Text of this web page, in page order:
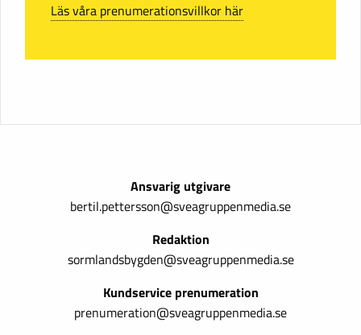
Läs våra prenumerationsvillkor här
Ansvarig utgivare
bertil.pettersson@sveagruppenmedia.se
Redaktion
sormlandsbygden@sveagruppenmedia.se
Kundservice prenumeration
prenumeration@sveagruppenmedia.se